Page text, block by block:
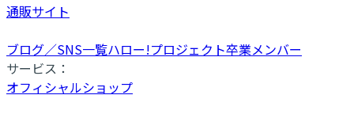
通販サイト
ブログ／SNS一覧ハロー!プロジェクト卒業メンバー
サービス：
オフィシャルショップ